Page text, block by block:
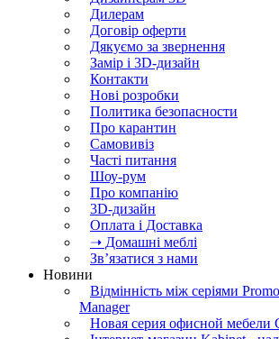
Дилерам
Договір оферти
Дякуємо за звернення
Замір і 3D-дизайн
Контакти
Нові розробки
Политика безопасности
Про карантин
Самовивіз
Часті питання
Шоу-рум
Про компанію
3D-дизайн
Оплата і Доставка
➝ Домашні меблі
Зв’язатися з нами
Новини
Відмінність між серіями
Manager
Новая серия офисной мебели